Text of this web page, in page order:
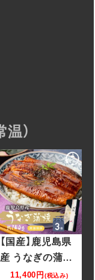
）
【国産】鹿児島県
産 うなぎの蒲焼
約140g×3個セッ
11,400円 (税込み)